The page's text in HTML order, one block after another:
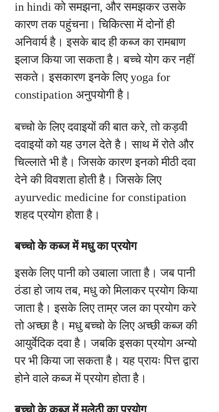
in hindi को समझना, और समझकर उसके
कारण तक पहुंचना। चिकित्सा में दोनों ही
अनिवार्य है। इसके बाद ही कब्ज का रामबाण
इलाज किया जा सकता है। बच्चे योग कर नहीं
सकते। इसकारण इनके लिए yoga for
constipation अनुपयोगी है।
बच्चो के लिए दवाइयों की बात करे, तो कड़वी
दवाइयों को यह उगल देते है। साथ में रोते और
चिल्लाते भी है। जिसके कारण इनको मीठी दवा
देने की विवशता होती है। जिसके लिए
ayurvedic medicine for constipation
शहद प्रयोग होता है।
बच्चो के कब्ज में मधु का प्रयोग
इसके लिए पानी को उबाला जाता है। जब पानी
ठंडा हो जाय तब, मधु को मिलाकर प्रयोग किया
जाता है। इसके लिएताम्र जल का प्रयोग करे
तो अच्छा है। मधु बच्चो के लिए अच्छी कब्ज की
आयुर्वेदिक दवा है। जबकि इसका प्रयोग अन्यो
पर भी किया जा सकता है। यह प्रायः पित्त द्वारा
होने वाले कब्ज में प्रयोग होता है।